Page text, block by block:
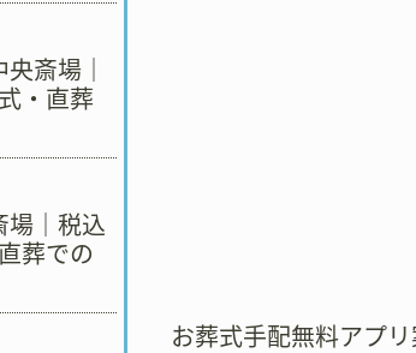
斎場｜
・直葬
場｜税込
葬での
お葬式手配無料アプ